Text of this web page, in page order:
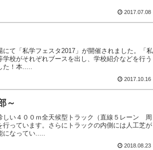
2017.07.08
て「私学フェスタ2017」が開催されました。「私
校がそれぞれブースを出し、学校紹介などを行う
！本.....
2017.10.16
～
しい４００ｍ全天候型トラック（直線５レーン 周
っています。さらにトラックの内側には人工芝が
になってい.....
2018.08.23